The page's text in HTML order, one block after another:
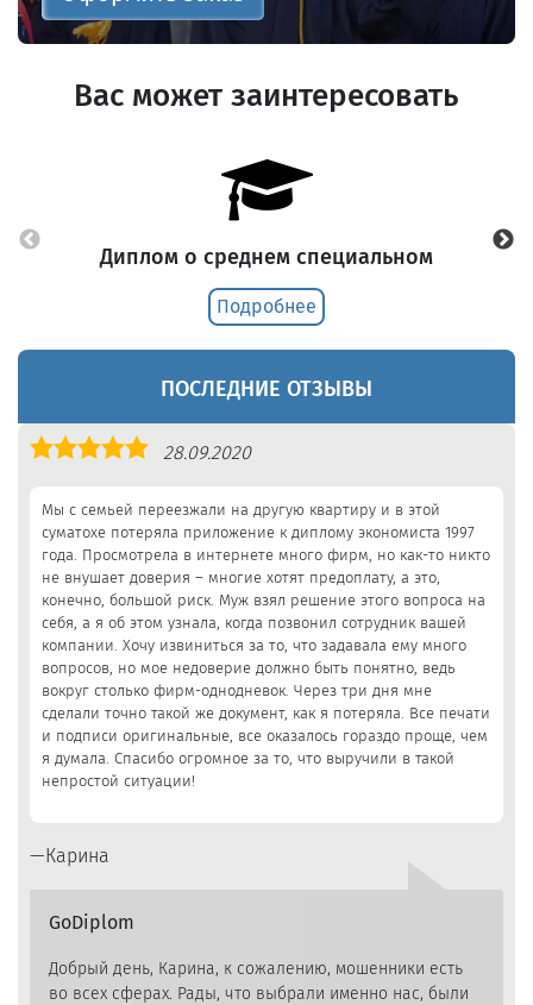
Вас может заинтересовать
Диплом о среднем специальном
Подробнее
ПОСЛЕДНИЕ ОТЗЫВЫ
Оценка
28.09.2020
Мы с семьей переезжали на другую квартиру и в этой
суматохе потеряла приложение к диплому экономиста 1997
года. Просмотрела в интернете много фирм, но как-то никто
не внушает доверия – многие хотят предоплату, а это,
конечно, большой риск. Муж взял решение этого вопроса на
себя, а я об этом узнала, когда позвонил сотрудник вашей
компании. Хочу извиниться за то, что задавала ему много
вопросов, но мое недоверие должно быть понятно, ведь
вокруг столько фирм-однодневок. Через три дня мне
сделали точно такой же документ, как я потеряла. Все печати
и подписи оригинальные, все оказалось гораздо проще, чем
я думала. Спасибо огромное за то, что выручили в такой
непростой ситуации!
Карина
GoDiplom
Добрый день, Карина, к сожалению, мошенники есть
во всех сферах. Рады, что выбрали именно нас, были